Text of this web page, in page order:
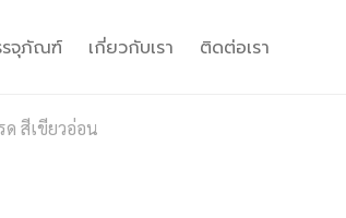
รจุภัณฑ์ เกี่ยวกับเรา ติดต่อเรา
สีเขียวอ่อน